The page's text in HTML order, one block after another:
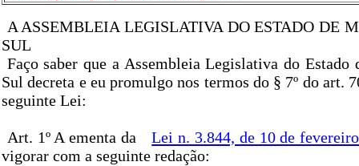
A ASSEMBLEIA LEGISLATIVA DO ESTADO DE
SUL
Faço saber que a Assembleia Legislativa do Estado
Sul decreta e eu promulgo nos termos do § 7º do art.
seguinte Lei:
Art. 1º A ementa da
Lei n. 3.844, de 10 de
vigorar com a seguinte redação: